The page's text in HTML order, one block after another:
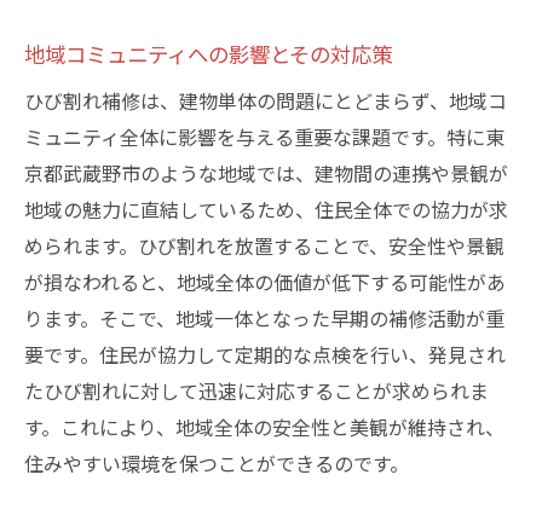
地域コミュニティへの影響とその対応策
ひび割れ補修は、建物単体の問題にとどまらず、地域コ
ミュニティ全体に影響を与える重要な課題です。特に東
京都武蔵野市のような地域では、建物間の連携や景観が
地域の魅力に直結しているため、住民全体での協力が求
められます。ひび割れを放置することで、安全性や景観
が損なわれると、地域全体の価値が低下する可能性があ
ります。そこで、地域一体となった早期の補修活動が重
要です。住民が協力して定期的な点検を行い、発見され
たひび割れに対して迅速に対応することが求められま
す。これにより、地域全体の安全性と美観が維持され、
住みやすい環境を保つことができるのです。